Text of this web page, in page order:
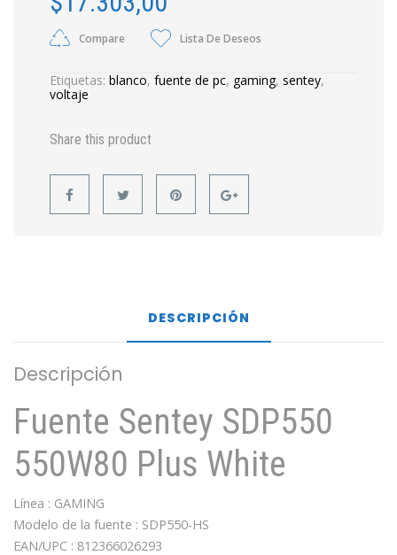
Compare Lista De Deseos
Etiquetas: blanco, fuente de pc, gaming, sentey,
voltaje
Share this product
DESCRIPCIÓN
Descripción
Fuente Sentey SDP550
550W80 Plus White
Línea : GAMING
Modelo de la fuente : SDP550-HS
EAN/UPC : 812366026293